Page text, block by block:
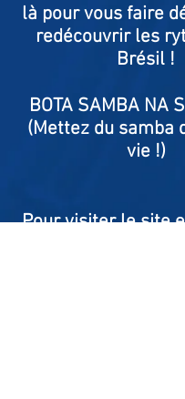
là pour vous faire
redécouvrir les
Brésil !
BOTA SAMBA NA
(Mettez du samba
vie !)
Pour visiter le site